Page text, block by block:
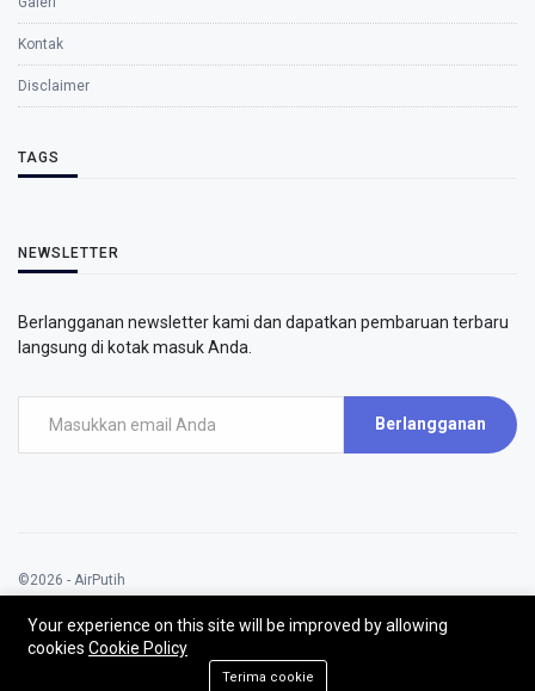
Kontak
Disclaimer
TAGS
NEWSLETTER
Berlangganan newsletter kami dan dapatkan pembaruan terbaru
langsung di kotak masuk Anda.
Berlangganan
©2026 - AirPutih
AirPutih | All rights reserved.
Your experience on this site will be improved by allowing
cookies Cookie Policy
Terima cookie